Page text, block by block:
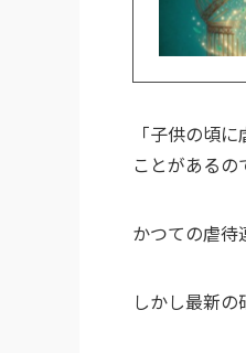
「子供の頃
ことがあるの
かつての虐待
しかし最新